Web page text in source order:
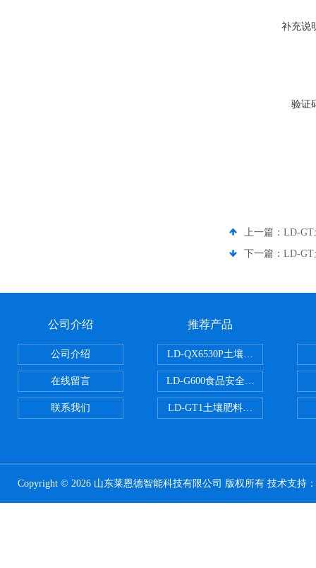
补充说
验证
上一篇： LD-GT
下一篇： LD-GT
公司介绍
公司介绍
在线留言
联系我们
推荐产品
LD-QX6530P土壤氧化还原电位检
LD-G600食品安全检测仪
LD-GT1土壤肥料养分检测仪
Copyright © 2026 山东莱恩德智能科技有限公司 版权所有 技术支持：